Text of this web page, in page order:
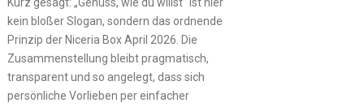
Kurz gesagt: „Genuss, wie du willst“ ist hier
kein bloßer Slogan, sondern das ordnende
Prinzip der Niceria Box April 2026. Die
Zusammenstellung bleibt pragmatisch,
transparent und so angelegt, dass sich
persönliche Vorlieben per einfacher